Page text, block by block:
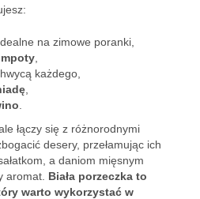
na zimowe poranki,
każdego,
łączy się z różnorodnymi
desery, przełamując ich
a daniom mięsnym
aromat. Biała porzeczka to
warto wykorzystać w